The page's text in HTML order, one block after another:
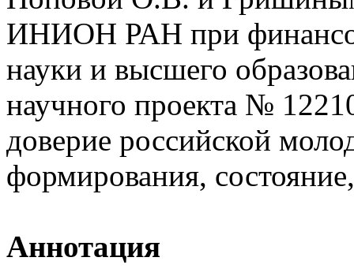
ИНИОН РАН при
науки и высшего
научного проекта №
доверие российской
формирования,
Аннотация